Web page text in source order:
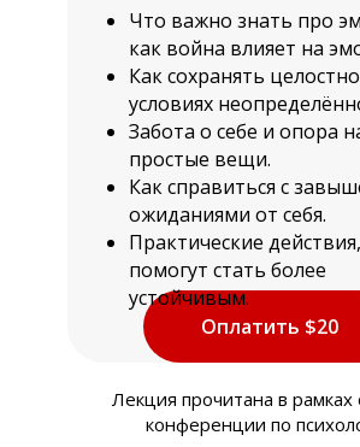
Оплатить $20
Лекция прочитана в рамках
конференции по
Что важно знать про
как война влияет на
Как сохранять
условиях
Забота о себе и опора
простые вещи.
Как справиться с
ожиданиями от себя.
Практические
помогут стать более
устойчивым.